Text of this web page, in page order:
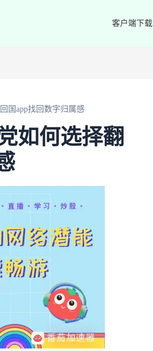
客户端下载
国app找回数字归属感
如何选择翻